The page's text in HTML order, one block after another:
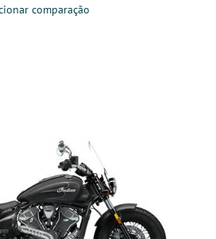
comparação